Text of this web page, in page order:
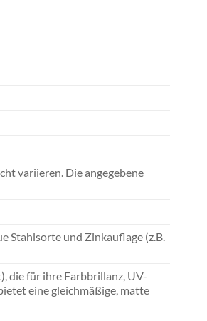
variieren. Die angegebene
Stahlsorte und Zinkauflage (z.B.
die für ihre Farbbrillanz, UV-
eine gleichmäßige, matte